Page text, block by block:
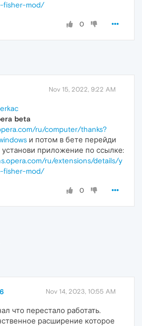
fisher-mod/
0
Nov 15, 2022, 9:22 AM
beta
ru/computer/thanks?
и потом в бете перейди
установи приложение по ссылке:
ru/extensions/details/y
fisher-mod/
0
Nov 14, 2023, 10:55 AM
что перестало работать.
расширение которое